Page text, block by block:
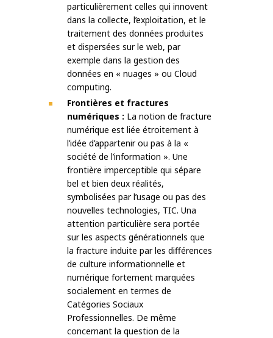
particulièrement celles qui innovent
dans la collecte, l’exploitation, et le
traitement des données produites
et dispersées sur le web, par
exemple dans la gestion des
données en « nuages » ou Cloud
computing.
Frontières et fractures
numériques : La notion de fracture
numérique est liée étroitement à
l’idée d’appartenir ou pas à la «
société de l’information ». Une
frontière imperceptible qui sépare
bel et bien deux réalités,
symbolisées par l’usage ou pas des
nouvelles technologies, TIC. Una
attention particulière sera portée
sur les aspects générationnels que
la fracture induite par les différences
de culture informationnelle et
numérique fortement marquées
socialement en termes de
Catégories Sociaux
Professionnelles. De même
concernant la question de la